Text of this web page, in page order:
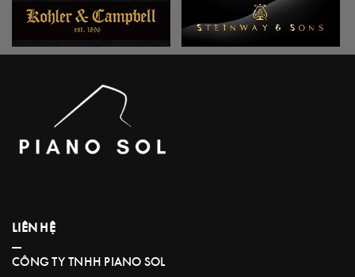
LIÊN HỆ
CÔNG TY TNHH PIANO SOL